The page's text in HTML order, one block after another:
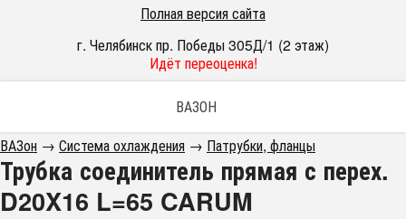
Полная версия сайта
г. Челябинск пр. Победы 305Д/1 (2 этаж)
Идёт переоценка!
ВАЗОН
ВАЗон → Система охлаждения → Патрубки, фланцы
Трубка соединитель прямая с перех.
D20X16 L=65 CARUM